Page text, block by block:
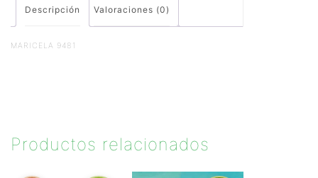
Descripción Valoraciones (0)
MARICELA 9481
Productos relacionados